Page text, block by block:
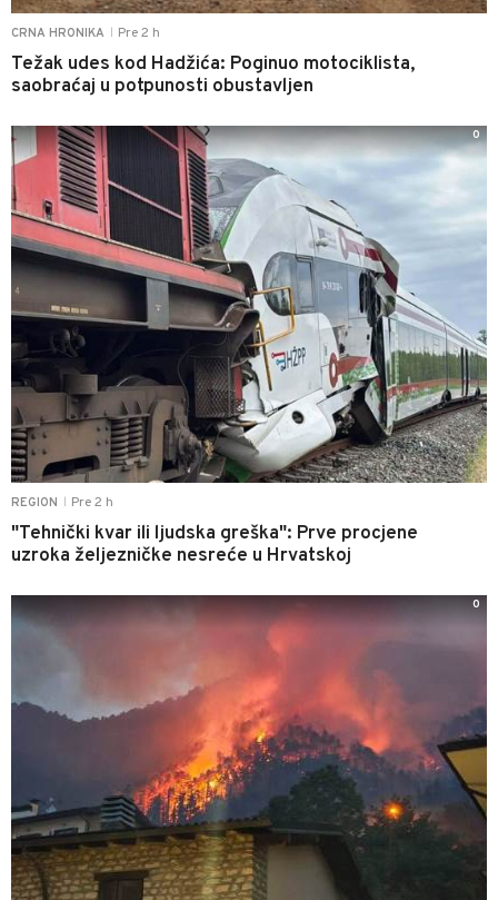
CRNA HRONIKA Pre 2 h
Težak udes kod Hadžića: Poginuo motociklista,
saobraćaj u potpunosti obustavljen
REGION Pre 2 h
"Tehnički kvar ili ljudska greška": Prve procjene
uzroka željezničke nesreće u Hrvatskoj
0
0